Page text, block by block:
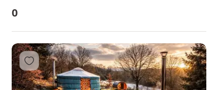
0
Přidat do oblíbených